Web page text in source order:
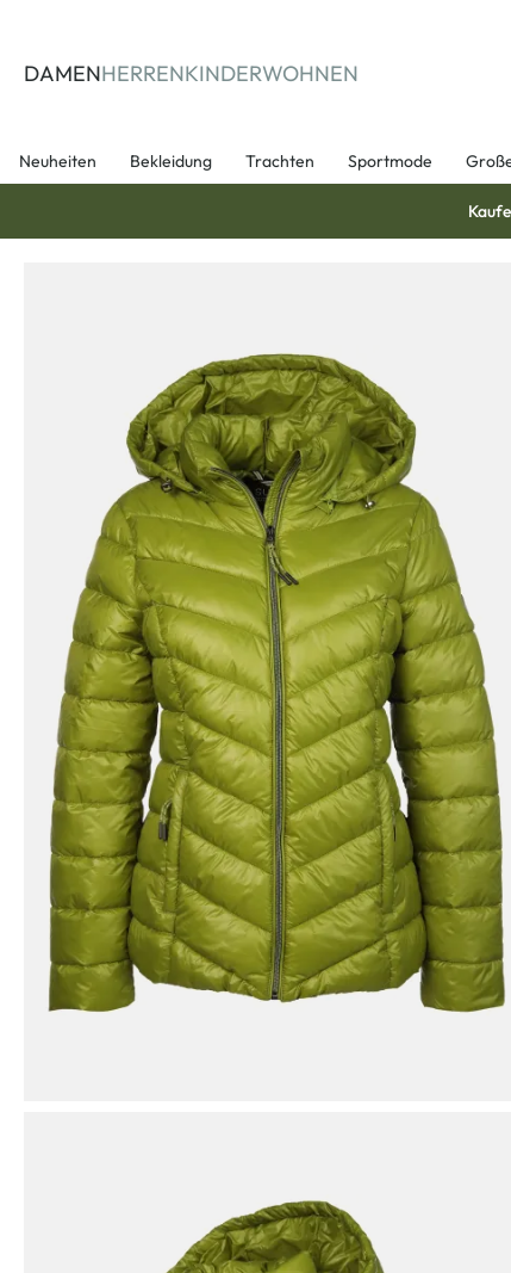
DAMENHERRENKINDERWOHNEN
Neuheiten Bekleidung Trachten Sportmode